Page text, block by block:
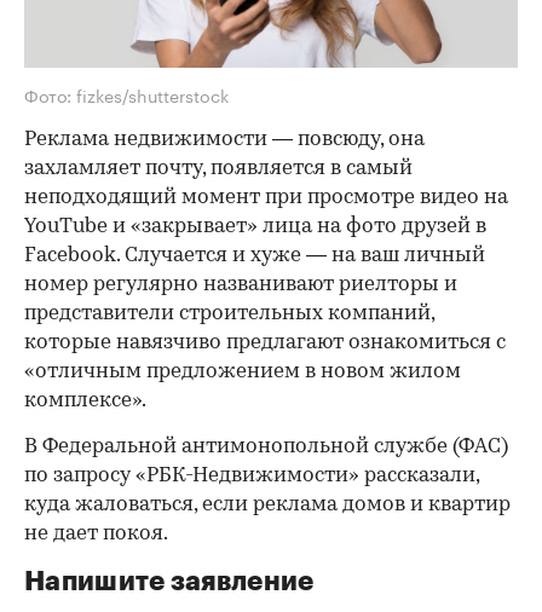
Фото: fizkes/shutterstock
Реклама недвижимости — повсюду, она
захламляет почту, появляется в самый
неподходящий момент при просмотре видео на
YouТube и «закрывает» лица на фото друзей в
Facebook. Случается и хуже — на ваш личный
номер регулярно названивают риелторы и
представители строительных компаний,
которые навязчиво предлагают ознакомиться с
«отличным предложением в новом жилом
комплексе».
В Федеральной антимонопольной службе (ФАС)
по запросу «РБК-Недвижимости» рассказали,
куда жаловаться, если реклама домов и квартир
не дает покоя.
Напишите заявление